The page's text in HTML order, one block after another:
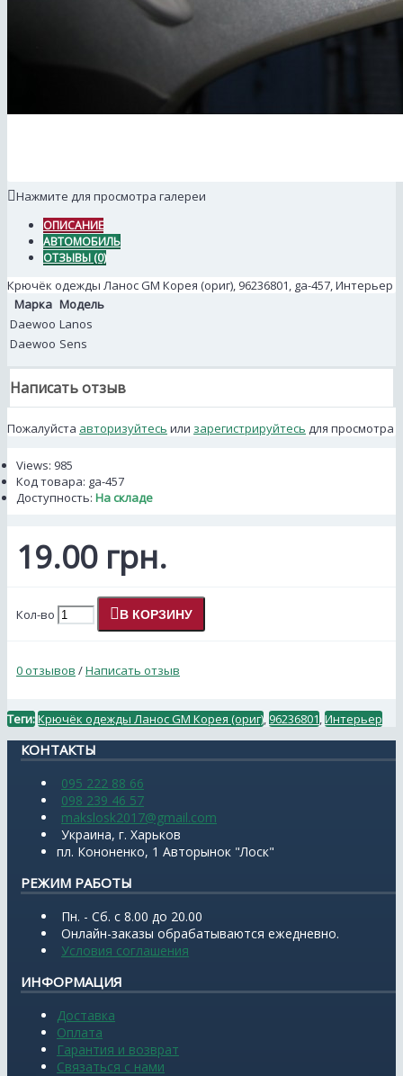
Нажмите для просмотра галереи
ОПИСАНИЕ
АВТОМОБИЛЬ
ОТЗЫВЫ (0)
Крючёк одежды Ланос GM Корея (ориг), 96236801, ga-457, Интерьер
Марка Модель
Daewoo Lanos
Daewoo Sens
Написать отзыв
Пожалуйста авторизуйтесь или зарегистрируйтесь для просмотра
Views: 985
Код товара: ga-457
Доступность: На складе
19.00 грн.
Кол-во В КОРЗИНУ
0 отзывов /Написать отзыв
Теги:Крючёк одежды Ланос GM Корея (ориг) 96236801 Интерьер
КОНТАКТЫ
095 222 88 66
098 239 46 57
makslosk2017@gmail.com
Украина, г. Харьков
пл. Кононенко, 1 Авторынок "Лоск"
РЕЖИМ РАБОТЫ
Пн. - Сб. с 8.00 до 20.00
Онлайн-заказы обрабатываются ежедневно.
Условия соглашения
ИНФОРМАЦИЯ
Доставка
Оплата
Гарантия и возврат
Связаться с нами